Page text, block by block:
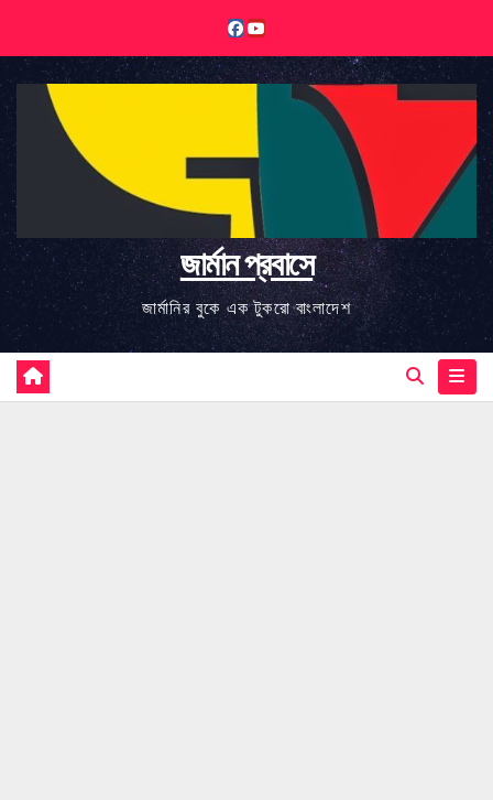
content
জার্মান প্রবাসে
জার্মানির বুকে এক টুকরো বাংলাদেশ